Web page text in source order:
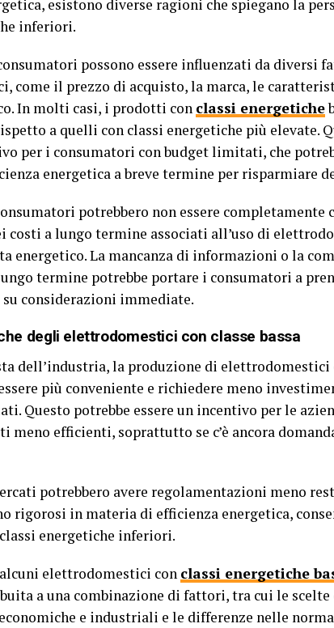
esistono diverse ragioni che spiegano la
inferiori.
possono essere influenzati da diversi
come il prezzo di acquisto, la marca, le
In molti casi, i prodotti con classi energetiche
a quelli con classi energetiche più elevate.
per i consumatori con budget limitati, che
energetica a breve termine per risparmiare
potrebbero non essere completamente
costi a lungo termine associati all’uso di
energetico. La mancanza di informazioni o la
termine potrebbe portare i consumatori a
considerazioni immediate.
degli elettrodomestici con classe bassa
dell’industria, la produzione di elettrodomestici
più conveniente e richiedere meno
Questo potrebbe essere un incentivo per le
meno efficienti, soprattutto se c’è ancora
potrebbero avere regolamentazioni meno
rigorosi in materia di efficienza energetica,
energetiche inferiori.
elettrodomestici con classi energetiche
a una combinazione di fattori, tra cui le
e industriali e le differenze nelle